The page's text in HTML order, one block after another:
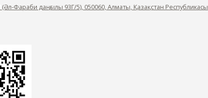
Фараби даңғылы 93Г/5), 050060, Алматы, Қазақстан Республикасы